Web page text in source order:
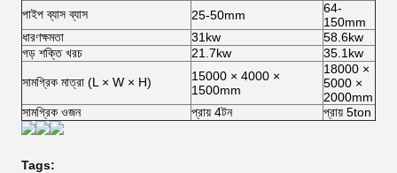
পাইপ ব্যাস ব্যাস
25-50mm
64-
150mm
ধারণক্ষমতা
31kw
58.6kw
গড় শক্তি খরচ
21.7kw 35.1kw
সামগ্রিক মাত্রা (L × W × H)
15000 × 4000 ×
1500mm
18000 ×
5000 ×
2000mm
সামগ্রিক ওজন
প্রায় 4টন প্রায় 5ton
Tags: